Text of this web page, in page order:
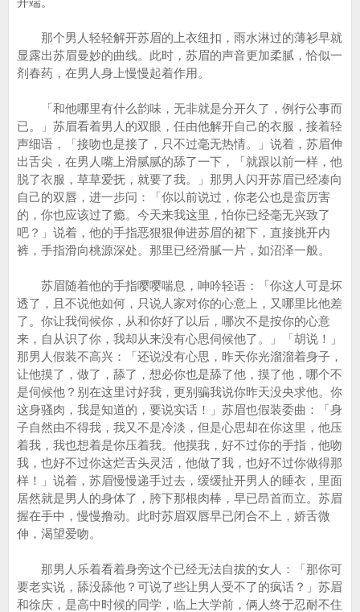
那个男人轻轻解开苏眉的上衣纽扣，雨水淋过的薄衫早就
显露出苏眉曼妙的曲线。此时，苏眉的声音更加柔腻，恰似一
剂春药，在男人身上慢慢起着作用。
「和他哪里有什么韵味，无非就是分开久了，例行公事而
已。」苏眉看着男人的双眼，任由他解开自己的衣服，接着轻
声细语，「接吻也是接了，只不过毫无热情。」说着，苏眉伸
出舌尖，在男人嘴上滑腻腻的舔了一下，「就跟以前一样，他
脱了衣服，草草爱抚，就要了我。」那男人闪开苏眉已经凑向
自己的双唇，进一步问：「你以前说过，你老公也是蛮厉害
的，你也应该过了瘾。今天来我这里，怕你已经毫无兴致了
吧？」说着，他的手指恶狠狠伸进苏眉的裙下，直接挑开内
裤，手指滑向桃源深处。那里已经滑腻一片，如沼泽一般。
苏眉随着他的手指嘤嘤喘息，呻吟轻语：「你这人可是坏
透了，且不说他如何，只说人家对你的心意上，又哪里比他差
了。你让我伺候你，从和你好了以后，哪次不是按你的心意
来，自从识了你，我却从来没有心思伺候他了。」「胡说！」
那男人假装不高兴：「还说没有心思，昨天你光溜溜着身子，
让他摸了，做了，舔了，想必你也是舔了他，摸了他，哪个不
是伺候他？别在这里讨好我，更别骗我说你昨天没央求他。你
这身骚肉，我是知道的，要说实话！」苏眉也假装委曲：「身
子自然由不得我，我又不是冷淡，但是心思却在你这里，他压
着我，我也想着是你压着我。他摸我，好不过你的手指，他吻
我，也好不过你这烂舌头灵活，他做了我，也好不过你做得那
样！」说着，苏眉慢慢递手过去，缓缓扯开男人的睡衣，里面
居然就是男人的身体了，胯下那根肉棒，早已昂首而立。苏眉
握在手中，慢慢撸动。此时苏眉双唇早已闭合不上，娇舌微
伸，渴望爱吻。
那男人乐着看着身旁这个已经无法自拔的女人：「那你可
要老实说，舔没舔他？可说了些让男人受不了的疯话？」苏眉
和徐庆，是高中时候的同学，临上大学前，俩人终于忍耐不住